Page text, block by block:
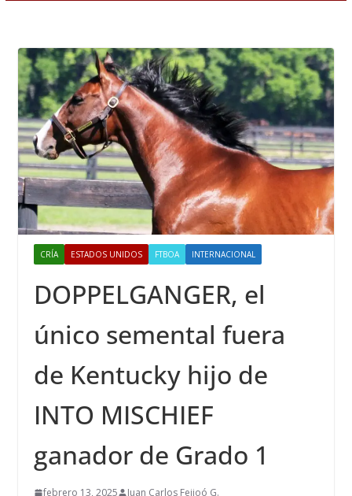
CRÍA ESTADOS UNIDOS FTBOA INTERNACIONAL
DOPPELGANGER, el
único semental fuera
de Kentucky hijo de
INTO MISCHIEF
ganador de Grado 1
febrero 13, 2025 Juan Carlos Feijoó G.